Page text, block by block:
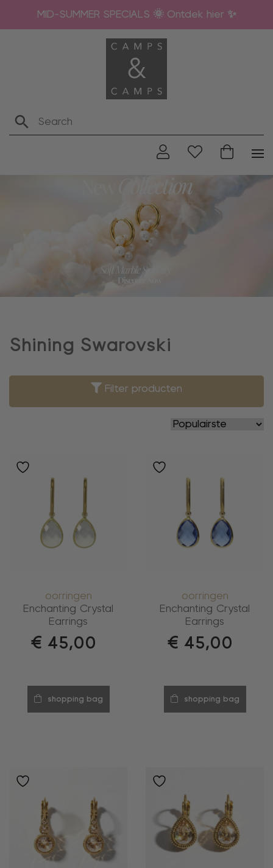
MID-SUMMER SPECIALS 🌞 Ontdek hier ✨
Shining Swarovski
Filter producten
oorringen
Enchanting Crystal
Earrings
€ 45,00
shopping bag
oorringen
Enchanting Crystal
Earrings
€ 45,00
shopping bag